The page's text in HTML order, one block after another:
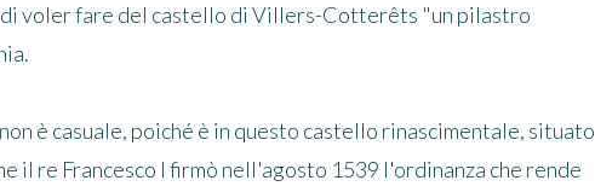
voler fare del castello di Villers-Cotterêts "un pilastro
è casuale, poiché è in questo castello rinascimentale, situato
il re Francesco I firmò nell'agosto 1539 l'ordinanza che rende